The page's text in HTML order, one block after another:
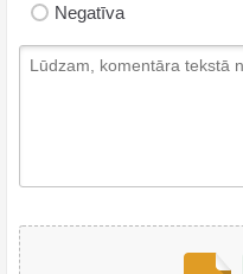
Negatīva